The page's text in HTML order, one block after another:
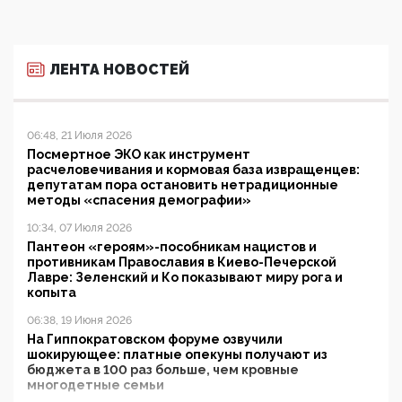
ЛЕНТА НОВОСТЕЙ
06:48, 21 Июля 2026
Посмертное ЭКО как инструмент
расчеловечивания и кормовая база извращенцев:
депутатам пора остановить нетрадиционные
методы «спасения демографии»
10:34, 07 Июля 2026
Пантеон «героям»-пособникам нацистов и
противникам Православия в Киево-Печерской
Лавре: Зеленский и Ко показывают миру рога и
копыта
06:38, 19 Июня 2026
На Гиппократовском форуме озвучили
шокирующее: платные опекуны получают из
бюджета в 100 раз больше, чем кровные
многодетные семьи